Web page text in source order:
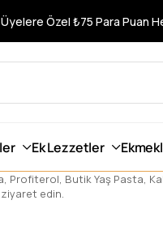
Özel ₺75 Para Puan
Ek Lezzetler
Profiterol, Butik Yaş Pasta,
edin.